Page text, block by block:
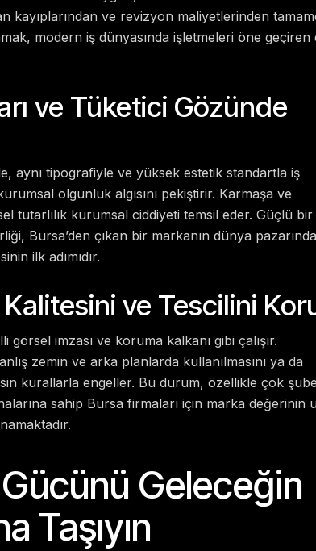
kayıplarından ve revizyon maliyetlerinden
modern iş dünyasında işletmeleri öne geçiren
ve Tüketici Gözünde
aynı tipografiyle ve yüksek estetik standartla iş
olgunluk algısını pekiştirir. Karmaşa ve
tutarlılık kurumsal ciddiyeti temsil eder. Güçlü bir
Bursa’den çıkan bir markanın dünya pazarında
ilk adımıdır.
ve Tescilini
görsel imzası ve koruma kalkanı gibi çalışır.
zemin ve arka planlarda kullanılmasını ya da
kurallarla engeller. Bu durum, özellikle çok
sahip Bursa firmaları için marka değerinin
Geleceğin
Taşıyın